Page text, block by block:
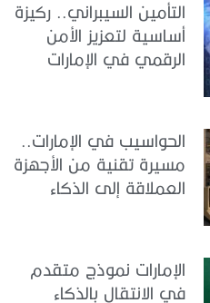
التأمين السيبراني.. ركيزة
أساسية لتعزيز الأمن
الرقمي في الإمارات
الحواسيب في الإمارات..
مسيرة تقنية من الأجهزة
العملاقة إلى الذكاء
الإمارات نموذج متقدم
في الانتقال بالذكاء